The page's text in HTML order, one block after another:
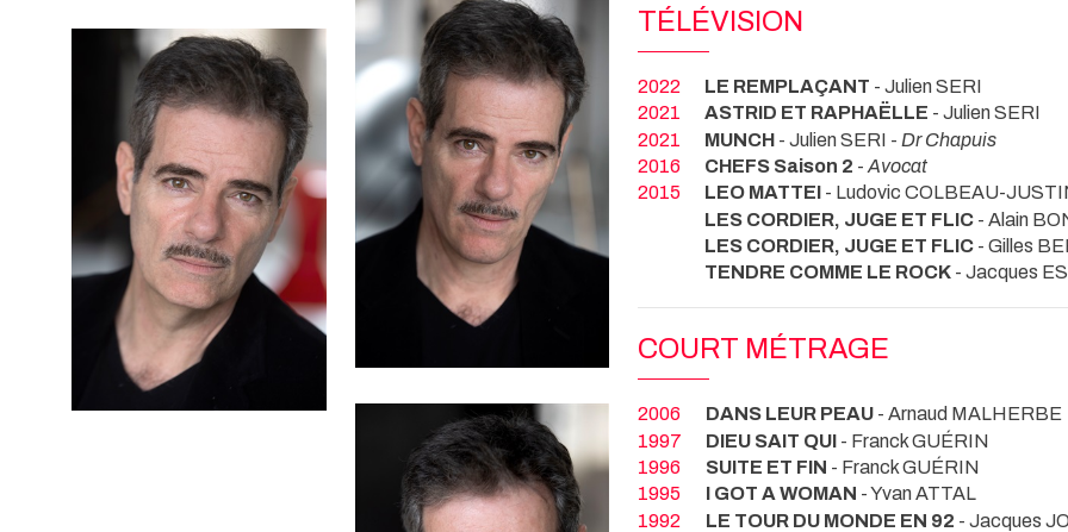
TÉLÉVISION
2022 LE REMPLAÇANT - Julien SERI
2021
ASTRID ET RAPHAËLLE - Julien SERI
2021
MUNCH - Julien SERI - Dr Chapuis
2016
CHEFS Saison 2 - Avocat
2015
LEO MATTEI - Ludovic COLBEAU-
LES CORDIER, JUGE ET FLIC - Alain
LES CORDIER, JUGE ET FLIC - Gilles
TENDRE COMME LE ROCK - Jacques
COURT MÉTRAGE
2006 DANS LEUR PEAU - Arnaud MALHERBE
1997
DIEU SAIT QUI - Franck GUÉRIN
1996
SUITE ET FIN - Franck GUÉRIN
1995
I GOT A WOMAN - Yvan ATTAL
1992
LE TOUR DU MONDE EN 92 - Jacques